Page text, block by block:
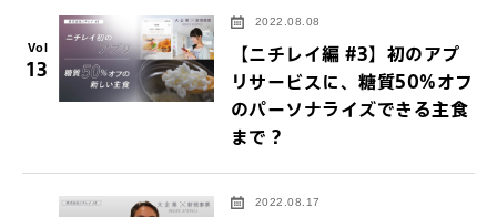
Vol
13
2022.08.08
【ニチレイ編 #3】初のアプ
リサービスに、糖質50%オフ
のパーソナライズできる主食
まで？
2022.08.17